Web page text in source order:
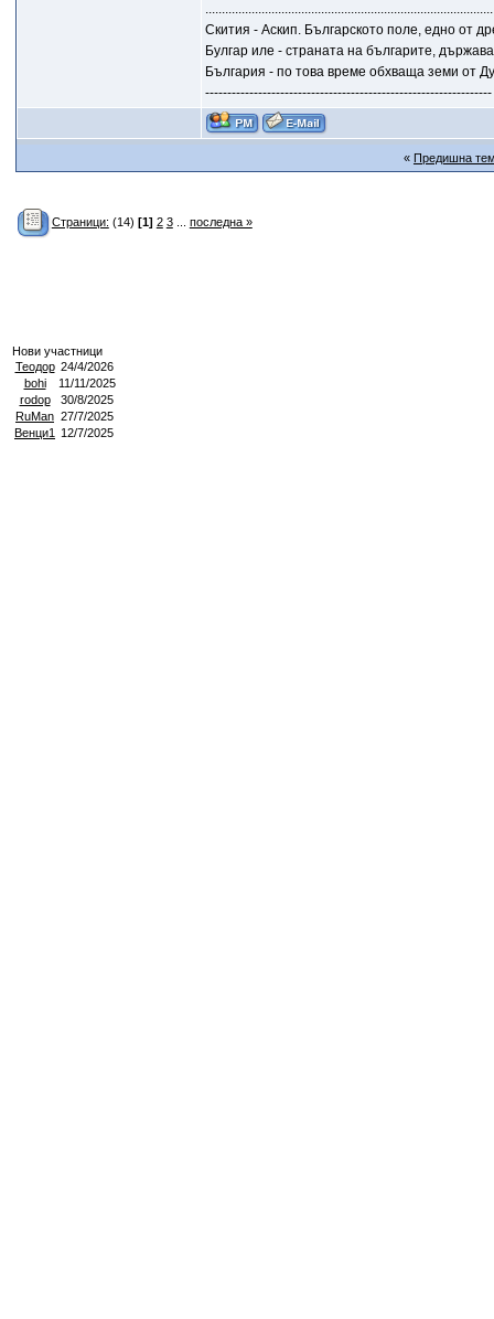
Скития - Аскип. Българското поле, едно от
Булгар иле - страната на българите,
България - по това време обхваща земи от
-----------------------------------------------------------------
« Предишна
Страници: (14) [1] 2 3... последна »
Нови участници
Теодор 24/4/2026
bohi
11/11/2025
rodop
30/8/2025
RuMan 27/7/2025
Венци1
12/7/2025